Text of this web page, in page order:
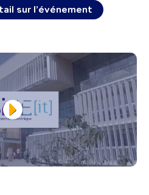
sur l’événement